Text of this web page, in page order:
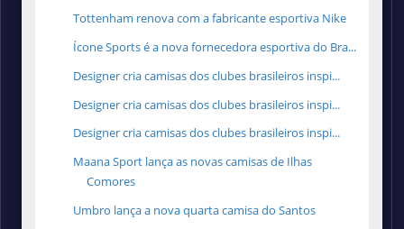
Tottenham renova com a fabricante esportiva Nike
Ícone Sports é a nova fornecedora esportiva do Bra...
Designer cria camisas dos clubes brasileiros inspi...
Designer cria camisas dos clubes brasileiros inspi...
Designer cria camisas dos clubes brasileiros inspi...
Maana Sport lança as novas camisas de Ilhas
Comores
Umbro lança a nova quarta camisa do Santos